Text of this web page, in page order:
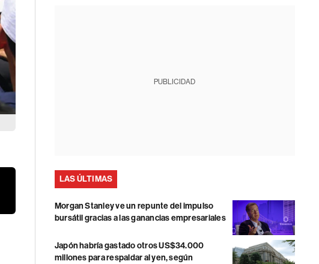
PUBLICIDAD
LAS ÚLTIMAS
Morgan Stanley ve un repunte del impulso
bursátil gracias a las ganancias empresariales
Japón habría gastado otros US$34.000
millones para respaldar al yen, según